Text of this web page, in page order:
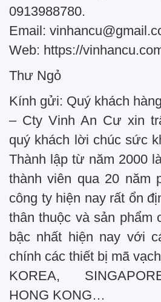
0913988780.
Email:
Web: https://
Thư Ngỏ
Kính gửi: Quý khách hàng
– Cty Vinh An Cư xin
quý khách lời chúc sức
Thành lập từ năm 2000
thành viên qua 20 năm
công ty hiện nay rất ổn
thân thuộc và sản phẩm
bậc nhất hiện nay với
chính các thiết bị mã
KOREA,
HONG KONG…